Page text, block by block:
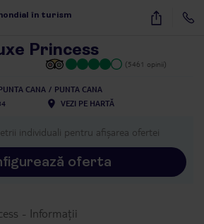
în turism 54
Princess
(5461 opinii)
CANA
PUNTA CANA
VEZI PE HARTĂ
individuali pentru afișarea ofertei
oferta
- Informații